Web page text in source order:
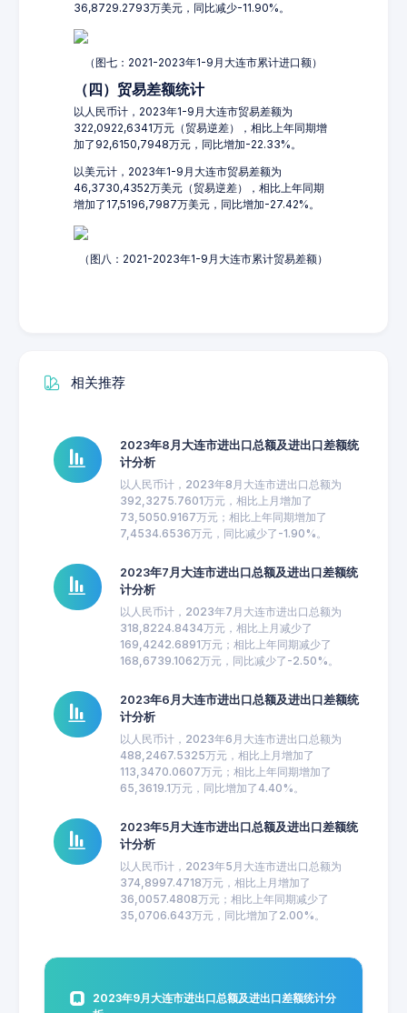
36,8729.2793万美元，同比减少-11.90%。
（图七：2021-2023年1-9月大连市累计进口额）
（四）贸易差额统计
以人民币计，2023年1-9月大连市贸易差额为
322,0922,6341万元（贸易逆差），相比上年同期增
加了92,6150,7948万元，同比增加-22.33%。
以美元计，2023年1-9月大连市贸易差额为
46,3730,4352万美元（贸易逆差），相比上年同期
增加了17,5196,7987万美元，同比增加-27.42%。
（图八：2021-2023年1-9月大连市累计贸易差额）
相关推荐
2023年8月大连市进出口总额及进出口差额统
计分析
以人民币计，2023年8月大连市进出口总额为
392,3275.7601万元，相比上月增加了
73,5050.9167万元；相比上年同期增加了
7,4534.6536万元，同比减少了-1.90%。
2023年7月大连市进出口总额及进出口差额统
计分析
以人民币计，2023年7月大连市进出口总额为
318,8224.8434万元，相比上月减少了
169,4242.6891万元；相比上年同期减少了
168,6739.1062万元，同比减少了-2.50%。
2023年6月大连市进出口总额及进出口差额统
计分析
以人民币计，2023年6月大连市进出口总额为
488,2467.5325万元，相比上月增加了
113,3470.0607万元；相比上年同期增加了
65,3619.1万元，同比增加了4.40%。
2023年5月大连市进出口总额及进出口差额统
计分析
以人民币计，2023年5月大连市进出口总额为
374,8997.4718万元，相比上月增加了
36,0057.4808万元；相比上年同期减少了
35,0706.643万元，同比增加了2.00%。
2023年9月大连市进出口总额及进出口差额统计分